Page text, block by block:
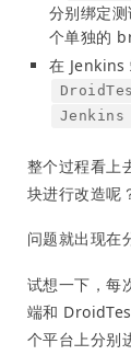
分别绑定
个单独的
在 Jenkins
Jenkins
整个过程看上
块进行改造呢
问题就出现在
试想一下，每
端和
个平台上分别